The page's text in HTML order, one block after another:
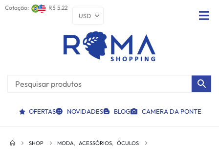
Cotação: R$ 5.22
OFERTAS NOVIDADES BLOG CAMERA DA PONTE
SHOP MODA, ACESSÓRIOS, ÓCULOS